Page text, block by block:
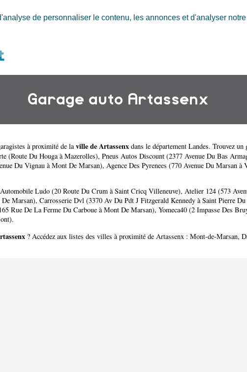
de personnaliser le contenu, les annonces et d'analyser notre
Garage auto Artassenx
à proximité de laville de Artassenx dans le département Landes. Trouvez un
(Route Du Houga à Mazerolles), Pneus Autos Discount (2377 Avenue Du Bas
Du Vignau à Mont De Marsan), Agence Des Pyrenees (770 Avenue Du Marsan à
Ludo (20 Route Du Crum à Saint Cricq Villeneuve), Atelier 124 (573
Marsan), Carrosserie Dvl (3370 Av Du Pdt J Fitzgerald Kennedy à Saint Pierre
Rue De La Ferme Du Carboue à Mont De Marsan), Yomeca40 (2 Impasse Des
.
? Accédez aux listes des villes à proximité de Artassenx : Mont-de-Marsan,